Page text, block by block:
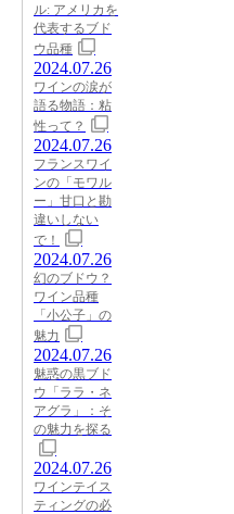
ル: アメリカを
代表するブド
ウ品種
2024.07.26
ワインの涙が
語る物語：粘
性って？
2024.07.26
フランスワイ
ンの「モワル
ー」甘口と勘
違いしない
で！
2024.07.26
幻のブドウ？
ワイン品種
「小公子」の
魅力
2024.07.26
魅惑の黒ブド
ウ「ララ・ネ
アグラ」：そ
の魅力を探る
2024.07.26
ワインテイス
ティングの必